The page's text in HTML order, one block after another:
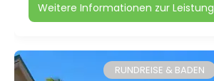
Weitere Informationen zur Leistung
RUNDREISE & BADEN